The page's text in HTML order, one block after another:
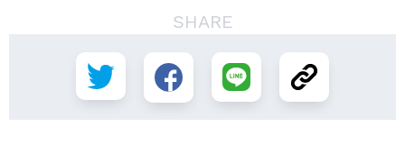
SHARE